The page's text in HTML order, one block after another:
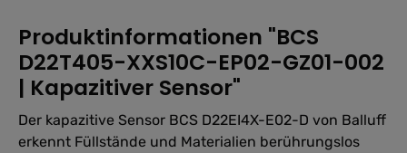
Produktinformationen "BCS
D22T405-XXS10C-EP02-GZ01-002
| Kapazitiver Sensor"
Der kapazitive Sensor BCS D22EI4X-E02-D von Balluff
erkennt Füllstände und Materialien berührungslos